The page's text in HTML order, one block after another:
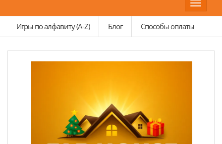
Toggle
Игры по алфавиту (A-Z)
Блог Способы оплаты